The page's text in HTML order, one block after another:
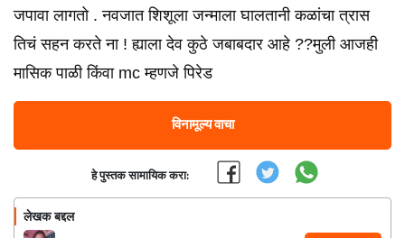
जपावा लागतो . नवजात शिशूला जन्माला घालतानी कळांचा त्रास
तिचं सहन करते ना ! ह्याला देव कुठे जबाबदार आहे ??मुली आजही
मासिक पाळी किंवा mc म्हणजे पिरेड
विनामूल्य वाचा
हे पुस्तक सामायिक करा:
लेखक बद्दल